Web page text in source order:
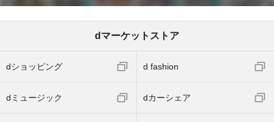
dマーケットストア
dショッピング d fashion
dミュージック dカーシェア